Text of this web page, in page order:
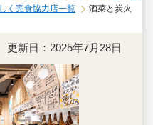
く完食協力店一覧
酒菜と炭火
更新日：2025年7月28日